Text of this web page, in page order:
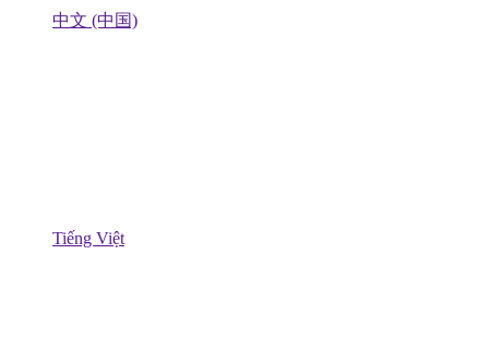
中文 (中国)
Tiếng Việt